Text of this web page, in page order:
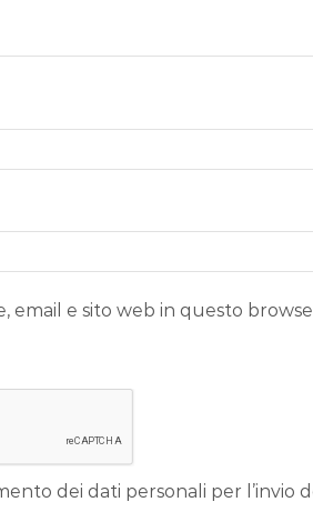
email e sito web in questo
dei dati personali per l’invio